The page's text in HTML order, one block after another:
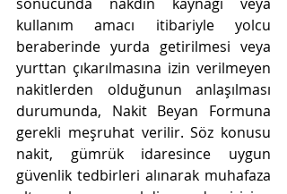
kullanım amacı itibariyle yolcu
beraberinde yurda getirilmesi veya
yurttan çıkarılmasına izin verilmeyen
nakitlerden olduğunun anlaşılması
durumunda, Nakit Beyan Formuna
gerekli meşruhat verilir. Söz konusu
nakit, gümrük idaresince uygun
güvenlik tedbirleri alınarak muhafaza